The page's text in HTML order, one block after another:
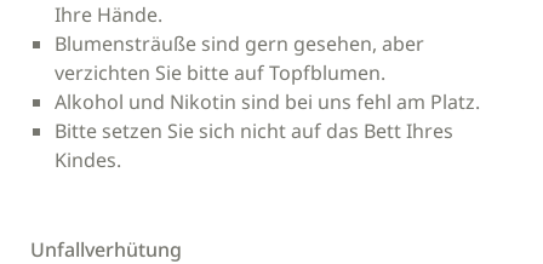
Ihre Hände.
Blumensträuße sind gern gesehen, aber
verzichten Sie bitte auf Topfblumen.
Alkohol und Nikotin sind bei uns fehl am Platz.
Bitte setzen Sie sich nicht auf das Bett Ihres
Kindes.
Unfallverhütung